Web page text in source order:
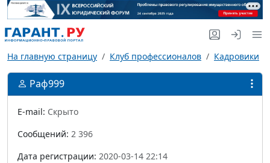
На главную страницу Клуб профессионалов Кадровики
Раф999
E-mail: Скрыто
Сообщений: 2 396
Дата регистрации: 2020-03-14 22:14